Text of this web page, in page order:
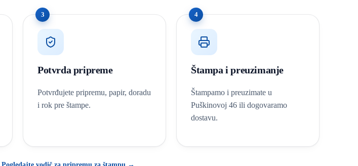
3
Potvrda pripreme
Potvrđujete pripremu, papir, doradu
i rok pre štampe.
4
Štampa i preuzimanje
Štampamo i preuzimate u
Puškinovoj 46 ili dogovaramo
dostavu.